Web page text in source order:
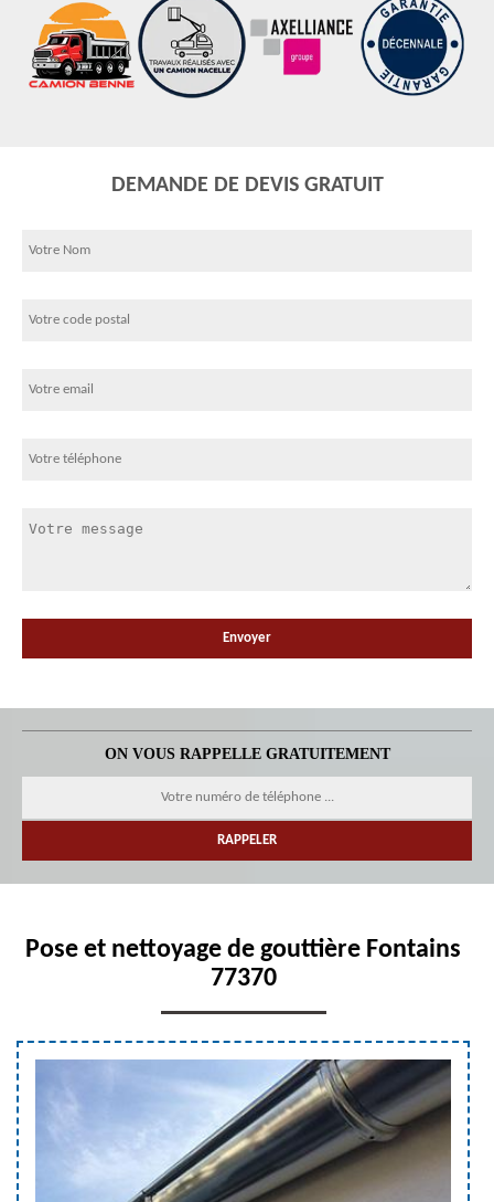
DEMANDE DE DEVIS GRATUIT
ON VOUS RAPPELLE GRATUITEMENT
Pose et nettoyage de gouttière Fontains
77370